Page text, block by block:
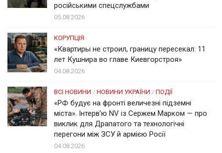
російськими спецслужбами
05.08.2026
КОРУПЦІЯ
«Квартиры не строил, границу пересекал: 11
лет Кушнира во главе Киевгорстроя»
04.08.2026
ВСІ НОВИНИ / НОВИНИ УКРАЇНИ / ПОДІЇ
«РФ будує на фронті величезні підземні
міста». Інтерв’ю NV із Сержем Марком — про
виклик для Драпатого та технологічні
перегони між ЗСУ й армією Росії
04.08.2026